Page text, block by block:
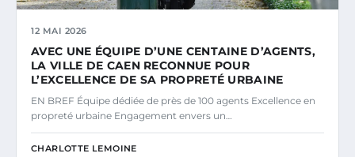
12 MAI 2026
AVEC UNE ÉQUIPE D’UNE CENTAINE D’AGENTS,
LA VILLE DE CAEN RECONNUE POUR
L’EXCELLENCE DE SA PROPRETÉ URBAINE
EN BREF Équipe dédiée de près de 100 agents Excellence en
propreté urbaine Engagement envers un…
CHARLOTTE LEMOINE